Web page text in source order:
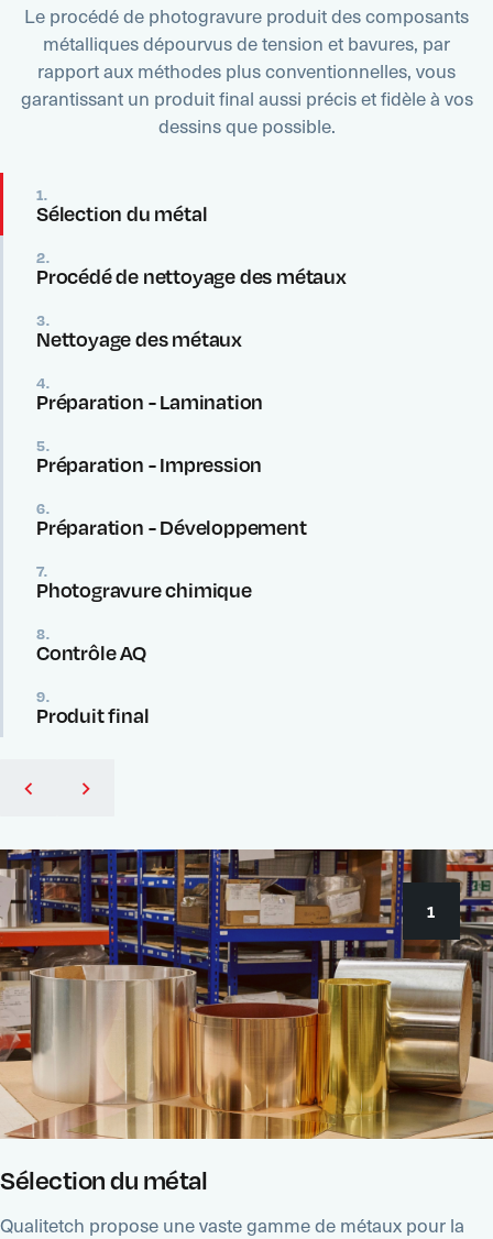
Le procédé de photogravure produit des composants
métalliques dépourvus de tension et bavures, par
rapport aux méthodes plus conventionnelles, vous
garantissant un produit final aussi précis et fidèle à vos
dessins que possible.
1.
Sélection du métal
2.
Procédé de nettoyage des métaux
3.
Nettoyage des métaux
4.
Préparation - Lamination
5.
Préparation - Impression
6.
Préparation - Développement
7.
Photogravure chimique
8.
Contrôle AQ
9.
Produit final
1
Sélection du métal
Qualitetch propose une vaste gamme de métaux pour la